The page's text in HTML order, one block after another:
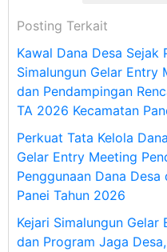
Posting Terkait
Kawal Dana Desa Sejak
Simalungun Gelar Entry
dan Pendampingan
TA 2026 Kecamatan
Perkuat Tata Kelola
Gelar Entry Meeting
Penggunaan Dana
Panei Tahun 2026
Kejari Simalungun
dan Program Jaga